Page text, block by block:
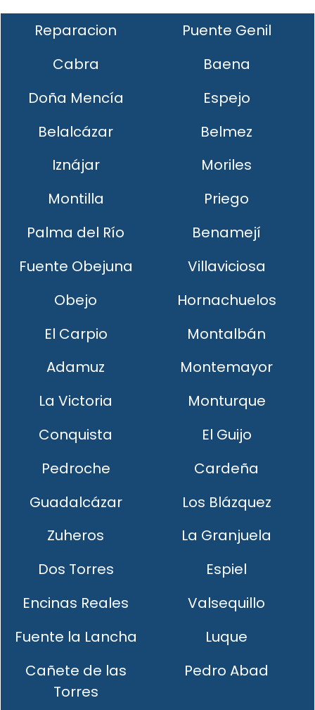
Reparacion
Puente Genil
Cabra
Baena
Doña Mencía
Espejo
Belalcázar
Belmez
Iznájar
Moriles
Montilla
Priego
Palma del Río
Benamejí
Fuente Obejuna
Villaviciosa
Obejo
Hornachuelos
El Carpio
Montalbán
Adamuz
Montemayor
La Victoria
Monturque
Conquista
El Guijo
Pedroche
Cardeña
Guadalcázar
Los Blázquez
Zuheros
La Granjuela
Dos Torres
Espiel
Encinas Reales
Valsequillo
Fuente la Lancha
Luque
Cañete de las
Torres
Pedro Abad